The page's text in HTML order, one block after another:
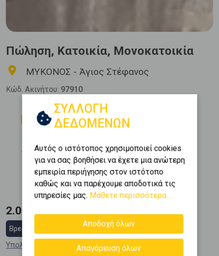
Πώληση, Κατοικία, Μονοκατοικία
ΜΥΚΟΝΟΣ - Άγιος Στέφανος
Κώδ. Ακινήτου: 97910
Δωμάτια
8
2
2 (2ος)
280 m2
Κατασκευή
1990
2.000.000 €
Βρες στεγαστικό δάνειο
Υπολόγισε τη δόση μου
ΣΥΛΛΟΓΗ
ΔΕΔΟΜΕΝΩΝ
Αυτός ο ιστότοπος χρησιμοποιεί cookies
για να σας βοηθήσει να έχετε μια ανώτερη
εμπειρία περιήγησης στον ιστότοπο
καθώς και να παρέχουμε αποδοτικά τις
υπηρεσίες μας. Μάθετε περισσότερα...
Αποδοχή όλων
Απαγόρευση όλων